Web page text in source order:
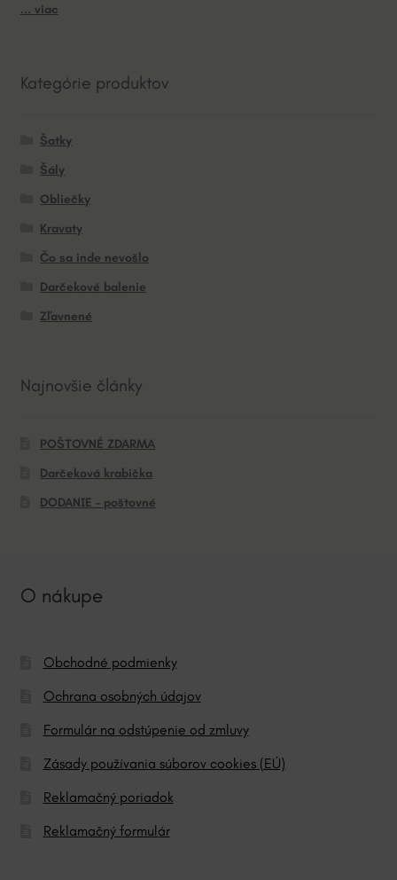
... viac
Kategórie produktov
Šatky
Šály
Obliečky
Kravaty
Čo sa inde nevošlo
Darčekové balenie
Zľavnené
Najnovšie články
POŠTOVNÉ ZDARMA
Darčeková krabička
DODANIE – poštovné
O nákupe
Obchodné podmienky
Ochrana osobných údajov
Formulár na odstúpenie od zmluvy
Zásady používania súborov cookies (EÚ)
Reklamačný poriadok
Reklamačný formulár